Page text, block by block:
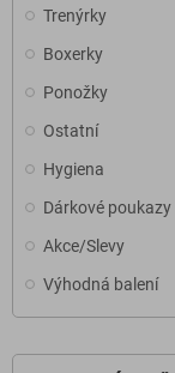
Trenýrky
Boxerky
Ponožky
Ostatní
Hygiena
Dárkové poukazy
Akce/Slevy
Výhodná balení